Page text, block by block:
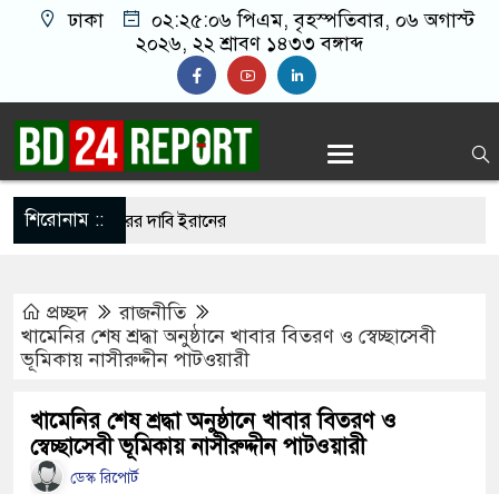
ঢাকা ০২:২৫:০৭ পিএম, বৃহস্পতিবার, ০৬ অগাস্ট
২০২৬, ২২ শ্রাবণ ১৪৩৩ বঙ্গাব্দ
শিরোনাম ::
গ্রেপ্তারের দাবি ইরানের
সম্মেলন ডেকেছে এনসিপি
ছেড়ে নতুন ঠিকানায় যাচ্ছেন বাংলাদেশের হামজা
আখতারুজ্জামান কারাগারে
প্রচ্ছদ
রাজনীতি
খামেনির শেষ শ্রদ্ধা অনুষ্ঠানে খাবার বিতরণ ও স্বেচ্ছাসেবী
ভূমিকায় নাসীরুদ্দীন পাটওয়ারী
খামেনির শেষ শ্রদ্ধা অনুষ্ঠানে খাবার বিতরণ ও
স্বেচ্ছাসেবী ভূমিকায় নাসীরুদ্দীন পাটওয়ারী
ডেস্ক রিপোর্ট